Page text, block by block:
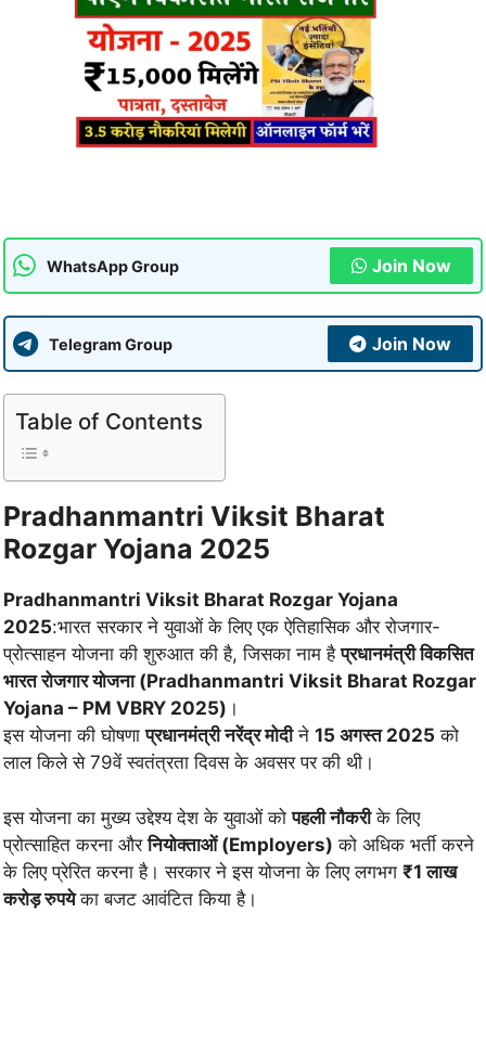
WhatsApp Group Join Now
Telegram Group Join Now
Table of Contents
Pradhanmantri Viksit Bharat
Rozgar Yojana 2025
Pradhanmantri Viksit Bharat Rozgar Yojana
2025:भारत सरकार ने युवाओं के लिए एक ऐतिहासिक और रोजगार-
प्रोत्साहन योजना की शुरुआत की है, जिसका नाम हैप्रधानमंत्री विकसित
भारत रोजगार योजना (Pradhanmantri Viksit Bharat Rozgar
Yojana – PM VBRY 2025) ।
इस योजना की घोषणाप्रधानमंत्री नरेंद्र मोदीने 15 अगस्त 2025 को
लाल किले से 79वें स्वतंत्रता दिवस के अवसर पर की थी।
इस योजना का मुख्य उद्देश्य देश के युवाओं कोपहली नौकरीके लिए
प्रोत्साहित करना औरनियोक्ताओं (Employers) को अधिक भर्ती करने
के लिए प्रेरित करना है। सरकार ने इस योजना के लिए लगभग ₹1 लाख
करोड़ रुपयेका बजट आवंटित किया है।